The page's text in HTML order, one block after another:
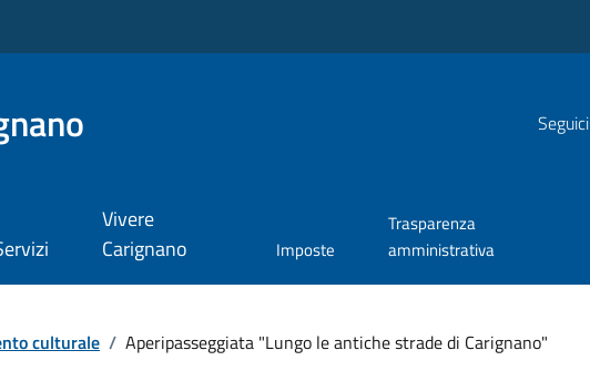
Vivere
Carignano
Imposte
Trasparenza
amministrativa
culturale / Aperipasseggiata "Lungo le antiche strade di Carignano"